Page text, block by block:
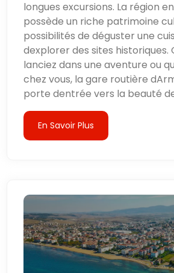
longues excursions. La région
possède un riche patrimoine
possibilités de déguster une
dexplorer des sites historiques.
lanciez dans une aventure ou
chez vous, la gare routière
porte dentrée vers la beauté
En Savoir Plus